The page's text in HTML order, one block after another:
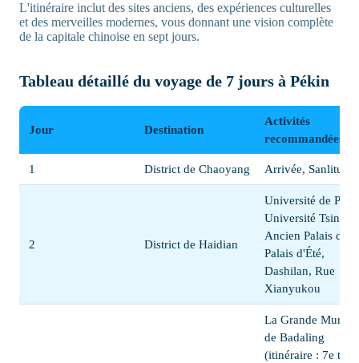
L'itinéraire inclut des sites anciens, des expériences culturelles
et des merveilles modernes, vous donnant une vision complète
de la capitale chinoise en sept jours.
Tableau détaillé du voyage de 7 jours à Pékin
Jour Destination
Activités
recommandées
1 District de Chaoyang Arrivée, Sanlitun
2 District de Haidian
Université de
Université
Ancien Palais
Palais d'Été,
Dashilan, Rue
Xianyukou
La Grande
de Badaling
(itinéraire : 7e tour